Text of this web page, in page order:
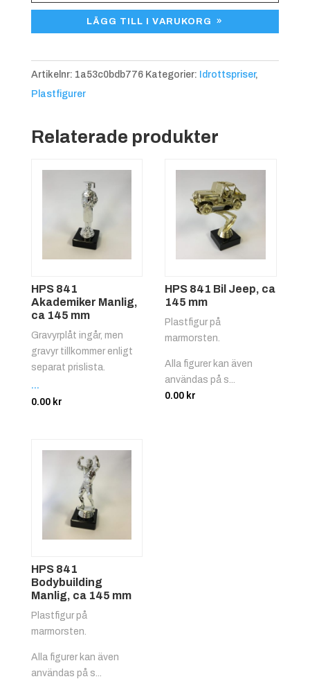
841
65
LÄGG TILL I VARUKORG
Artikelnr: 1a53c0bdb776 Kategorier: Idrottspriser,
Plastfigurer
Relaterade produkter
HPS 841
Akademiker Manlig,
ca 145 mm
Gravyrplåt ingår, men
gravyr tillkommer enligt
separat prislista.
...
0.00 kr
HPS 841 Bil Jeep, ca
145 mm
Plastfigur på
marmorsten.
Alla figurer kan även
användas på s...
0.00 kr
HPS 841
Bodybuilding
Manlig, ca 145 mm
Plastfigur på
marmorsten.
Alla figurer kan även
användas på s...